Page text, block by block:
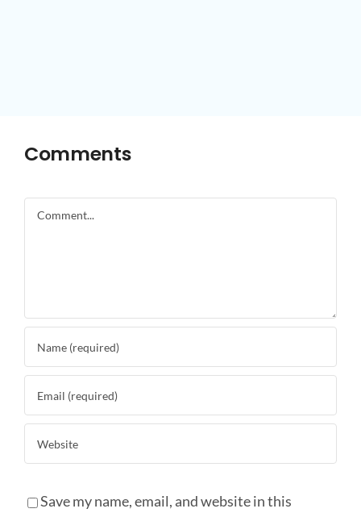
Comments
Comment
Save my name, email, and website in this